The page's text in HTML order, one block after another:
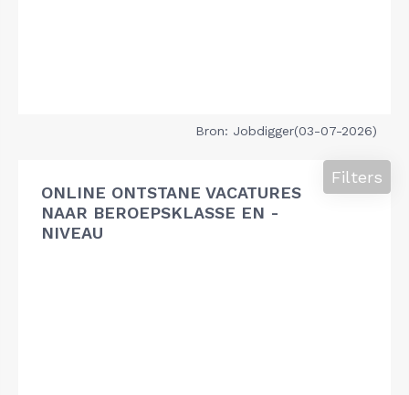
Bron: Jobdigger(03-07-2026)
ONLINE ONTSTANE VACATURES
NAAR BEROEPSKLASSE EN -
NIVEAU
Filters